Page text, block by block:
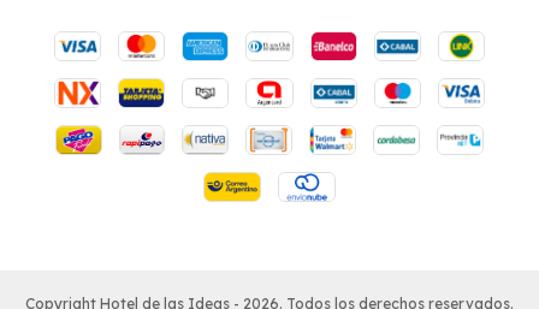
Copyright Hotel de las Ideas - 2026. Todos los derechos reservados.